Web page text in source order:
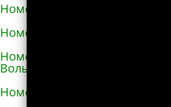
Номера телефонов такси в
Номера телефонов такси в
Номера телефонов такси во
Волынском
Номера телефонов такси в